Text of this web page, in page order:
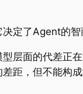
定了Agent的智
型层面的代差正
距，但不能构